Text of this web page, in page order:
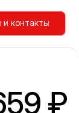
контакты
₽